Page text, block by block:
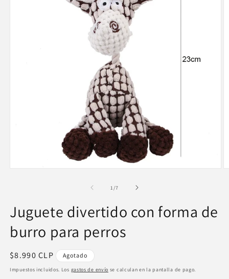
una
ventana
modal
1 /de
7
Juguete divertido con forma de
burro para perros
Precio
habitual
$8.990 CLP Agotado
Impuestos incluidos. Los gastos de envío se calculan en la pantalla de pago.